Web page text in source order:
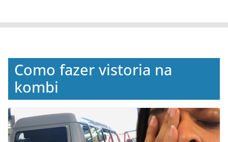
Como fazer vistoria na
kombi